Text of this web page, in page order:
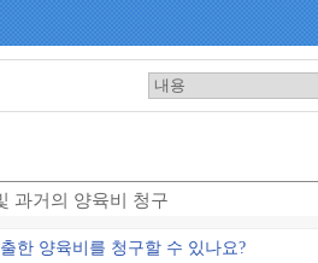
과거의 양육비 청구
한 양육비를 청구할 수 있나요?